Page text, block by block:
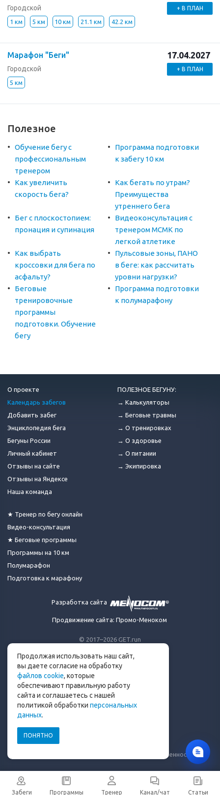
Городской
1 км 5 км 10 км 21.1 км 42.2 км
+ В ПЛАН
Марафон "Беги"
Городской
5 км
17.04.2027
+ В ПЛАН
Полезное
Обучение бегу с
профессиональным
тренером
Программа подготовки
к забегу 10 км
Как увеличить
скорость бега?
Как бегать по утрам?
Преимущества
утреннего бега
Бег с плоскостопием:
пронация и супинация
Видеоконсультация с
тренером МСМК по
легкой атлетике
Как выбрать
кроссовки для бега по
асфальту?
Пульсовые зоны, ПАНО
в беге: как рассчитать
уровни нагрузки?
Беговые
тренировочные
программы
подготовки. Обучение
бегу
Программа подготовки
к полумарафону
© 2017–2026 GET.run
Сделано с ❤ бегунами
для бегунов
Телеграм-канал Get.run
Беговой чат в Телеграм
info@get.run
Уведомление о рисках и ограничение ответственности
О проекте
Календарь забегов
Добавить забег
Энциклопедия бега
Бегуны России
Личный кабинет
Отзывы на сайте
Отзывы на Яндексе
Наша команда
★ Тренер по бегу онлайн
Видео-консультация
★ Беговые программы
Программы на 10 км
Полумарафон
Подготовка к марафону
ПОЛЕЗНОЕ БЕГУНУ:
→ Калькуляторы
→ Беговые травмы
→ О тренировках
→ О здоровье
→ О питании
→ Экипировка
Разработка сайта
Продвижение сайта: Промо-Меноком
Забеги Программы Тренер Канал/чат Статьи
Продолжая использовать наш сайт,
вы даете согласие на обработку
файлов cookie, которые
обеспечивают правильную работу
сайта и соглашаетесь с нашей
политикой обработки персональных
данных.
ПОНЯТНО